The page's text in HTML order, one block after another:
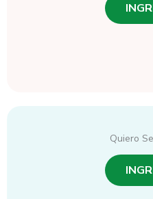
Quiero